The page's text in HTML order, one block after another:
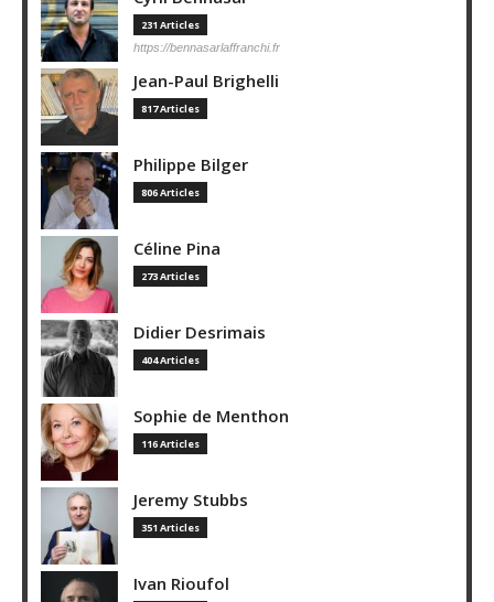
231 Articles
https://bennasarlaffranchi.fr
Jean-Paul Brighelli
817 Articles
Philippe Bilger
806 Articles
Céline Pina
273 Articles
Didier Desrimais
404 Articles
Sophie de Menthon
116 Articles
Jeremy Stubbs
351 Articles
Ivan Rioufol